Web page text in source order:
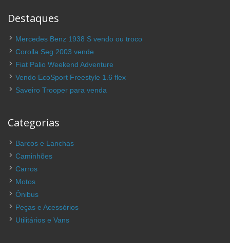
Destaques
Mercedes Benz 1938 S vendo ou troco
Corolla Seg 2003 vende
Fiat Palio Weekend Adventure
Vendo EcoSport Freestyle 1.6 flex
Saveiro Trooper para venda
Categorias
Barcos e Lanchas
Caminhões
Carros
Motos
Ônibus
Peças e Acessórios
Utilitários e Vans